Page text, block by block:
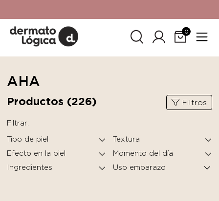
SkinCeuticals.
0
AHA
Productos (226) Filtros
Filtrar:
Tipo de piel
Textura
Efecto en la piel
Momento del día
Ingredientes